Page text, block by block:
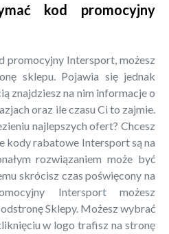
kod promocyjny
promocyjny Intersport, możesz
sklepu. Pojawia się jednak
znajdziesz na nim informacje o
oraz ile czasu Ci to zajmie.
najlepszych ofert? Chcesz
kody rabatowe Intersport są na
rozwiązaniem może być
skrócisz czas poświęcony na
Intersport możesz
Sklepy. Możesz wybrać
w logo trafisz na stronę